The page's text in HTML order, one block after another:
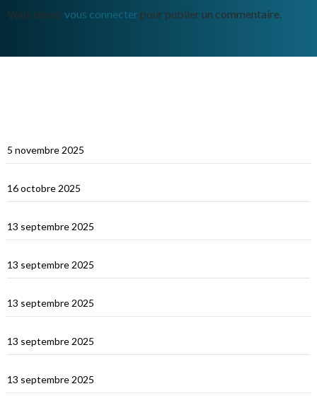
Vous devez vous connecter pour publier un commentaire.
5 novembre 2025
16 octobre 2025
13 septembre 2025
13 septembre 2025
13 septembre 2025
13 septembre 2025
13 septembre 2025